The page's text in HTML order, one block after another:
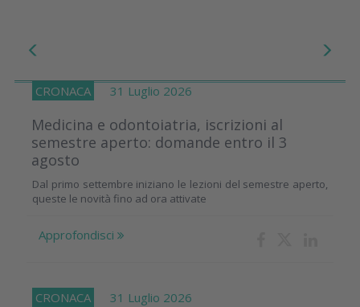
CRONACA 31 Luglio 2026
Medicina e odontoiatria, iscrizioni al
semestre aperto: domande entro il 3
agosto
Dal primo settembre iniziano le lezioni del semestre aperto,
queste le novità fino ad ora attivate
Approfondisci
CRONACA 31 Luglio 2026